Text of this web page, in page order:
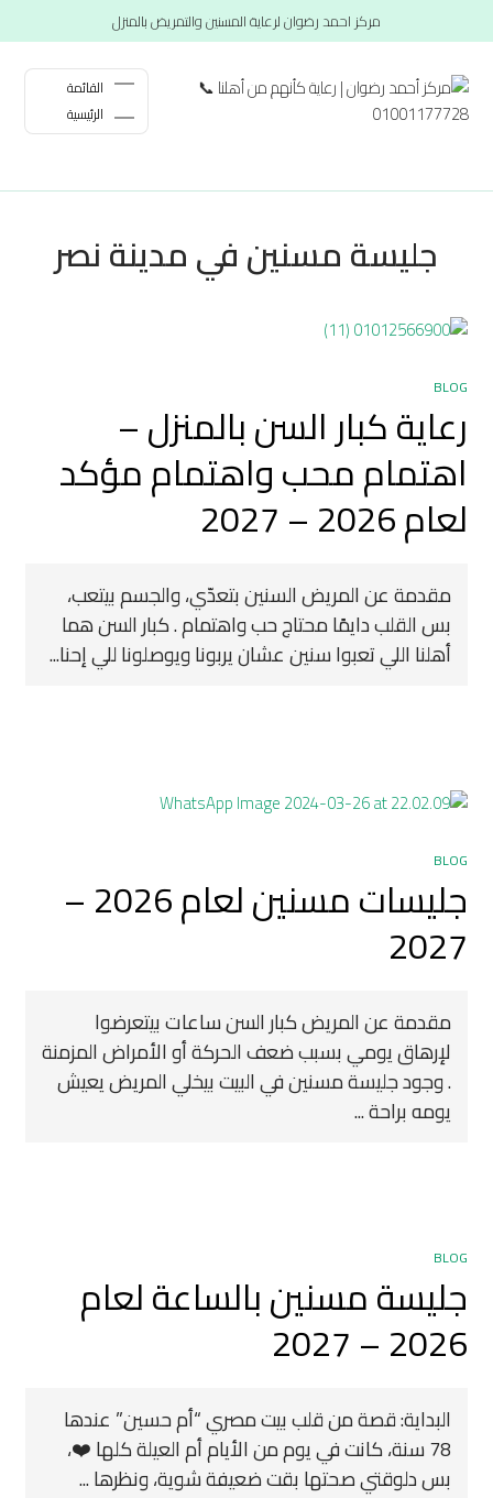
مركز احمد رضوان لرعاية المسنين والتمريض بالمنزل
القائمة
الرئيسية
جليسة مسنين في مدينة نصر
BLOG
رعاية كبار السن بالمنزل –
اهتمام محب واهتمام مؤكد
لعام 2026 – 2027
مقدمة عن المريض السنين بتعدّي، والجسم بيتعب،
بس القلب دايمًا محتاج حب واهتمام . كبار السن هما
أهلنا اللي تعبوا سنين عشان يربونا ويوصلونا للي إحنا...
BLOG
جليسات مسنين لعام 2026 –
2027
مقدمة عن المريض كبار السن ساعات بيتعرضوا
لإرهاق يومي بسبب ضعف الحركة أو الأمراض المزمنة
. وجود جليسة مسنين في البيت بيخلي المريض يعيش
يومه براحة ...
BLOG
جليسة مسنين بالساعة لعام
2026 – 2027
البداية: قصة من قلب بيت مصري “أم حسين” عندها
78 سنة، كانت في يوم من الأيام أم العيلة كلها ❤️،
بس دلوقتي صحتها بقت ضعيفة شوية، ونظرها ...